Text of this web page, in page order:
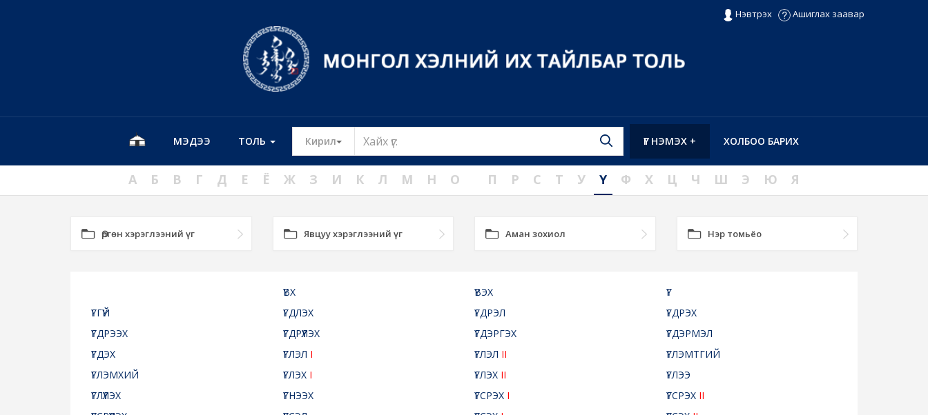
Нэвтрэх Ашиглах заавар
МЭДЭЭ ТОЛЬ Кирил Toggle Dropdown ХОЛБОО БАРИХ
ҮГ НЭМЭХ +
А Б В Г Д Е Ё Ж З И К Л М Н О П Р С Т У Ү Ф Х Ц Ч Ш Э Ю Я
Өргөн хэрэглээний үг Явцуу хэрэглээний үг Аман зохиол Нэр томьёо
ҮВХ ҮВЭХ
ҮГ
ҮГГҮЙ
ҮГДЛЭХ ҮГДРЭЛ
ҮГДРЭХ
ҮГДРЭЭХ
ҮГДРҮҮЛЭХ ҮГДЭРГЭХ
ҮГДЭРМЭЛ
ҮГДЭХ
ҮГЛЭЛ I ҮГЛЭЛ II
ҮГЛЭМТГИЙ
ҮГЛЭМХИЙ
ҮГЛЭХ I ҮГЛЭХ II
ҮГЛЭЭ
ҮГЛҮҮЛЭХ
ҮГНЭЭХ ҮГСРЭХ I ҮГСРЭХ II